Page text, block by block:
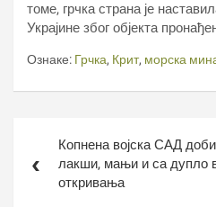
томе, грчка страна је
Украјине због објекта
Ознаке: Грчка, Крит, морска
чланкаКопнена војска САД
лакши, мањи и са дупло
откривања